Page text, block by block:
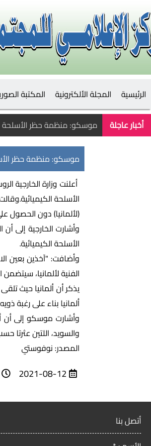
الرئيسية المجلة الألكترونية المكتبة
أخبار عاجلة موسكو: منظمة حظر الأسلحة
موسكو: منظمة حظر
أعلنت وزارة الخارجية
الأسلحة
(لألمانيا) دون الحصول
وأشارت الخارجية إلى
الأسلحة الكيميائية.
وأضافت: "آخذين بعين
الفنية لألمانيا،
يذكر أن ألمانيا حيث
ألمانيا بناء على رغبة
وأشارت موسكو إلى أن
والسويد، اللتين عثرتا
المصدر: نوفوستي
2021-08-12
أتصل بنا